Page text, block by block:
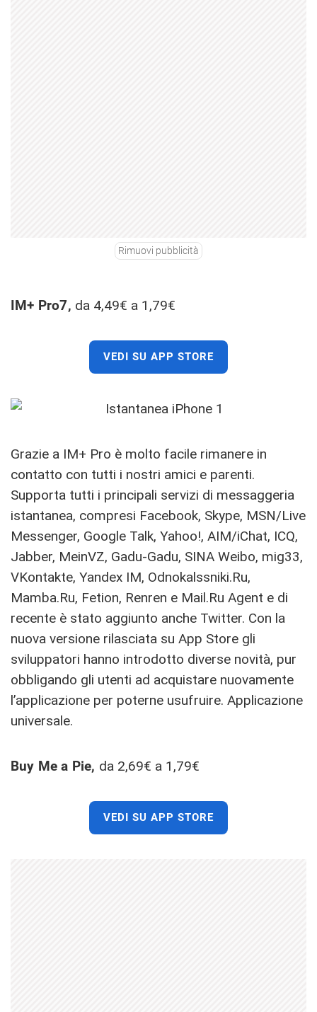
Rimuovi pubblicità
IM+ Pro7, da 4,49€ a 1,79€
VEDI SU APP STORE
Grazie a IM+ Pro è molto facile rimanere in
contatto con tutti i nostri amici e parenti.
Supporta tutti i principali servizi di messaggeria
istantanea, compresi Facebook, Skype, MSN/Live
Messenger, Google Talk, Yahoo!, AIM/iChat, ICQ,
Jabber, MeinVZ, Gadu-Gadu, SINA Weibo, mig33,
VKontakte, Yandex IM, Odnokalssniki.Ru,
Mamba.Ru, Fetion, Renren e Mail.Ru Agent e di
recente è stato aggiunto anche Twitter. Con la
nuova versione rilasciata su App Store gli
sviluppatori hanno introdotto diverse novità, pur
obbligando gli utenti ad acquistare nuovamente
l’applicazione per poterne usufruire. Applicazione
universale.
Buy Me a Pie, da 2,69€ a 1,79€
VEDI SU APP STORE